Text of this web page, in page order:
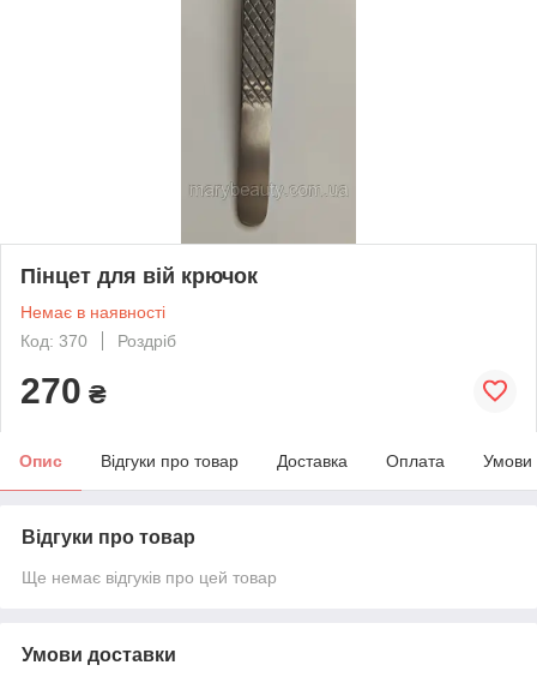
Пінцет для вій крючок
Немає в наявності
Код: 370
Роздріб
270 ₴
Опис Відгуки про товар Доставка Оплата Умови
Відгуки про товар
Ще немає відгуків про цей товар
Умови доставки